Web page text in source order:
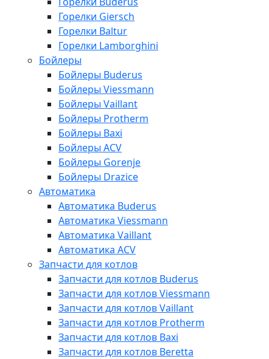
Горелки Giersch
Горелки Baltur
Горелки Lamborghini
Бойлеры
Бойлеры Buderus
Бойлеры Viessmann
Бойлеры Vaillant
Бойлеры Protherm
Бойлеры Baxi
Бойлеры ACV
Бойлеры Gorenje
Бойлеры Drazice
Автоматика
Автоматика Buderus
Автоматика Viessmann
Автоматика Vaillant
Автоматика ACV
Запчасти для котлов
Запчасти для котлов Buderus
Запчасти для котлов Viessmann
Запчасти для котлов Vaillant
Запчасти для котлов Protherm
Запчасти для котлов Baxi
Запчасти для котлов Beretta